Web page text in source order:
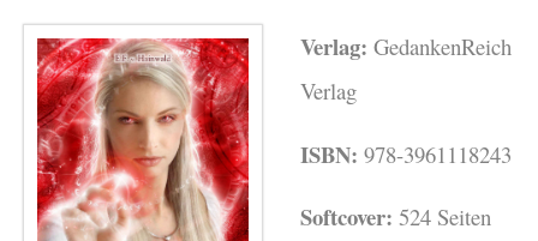
Verlag: GedankenReich
Verlag
ISBN: 978-3961118243
Softcover:524 Seiten